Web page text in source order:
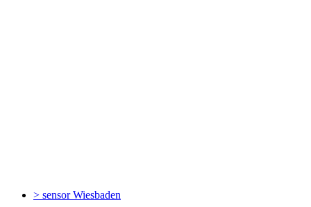
> sensorWiesbaden